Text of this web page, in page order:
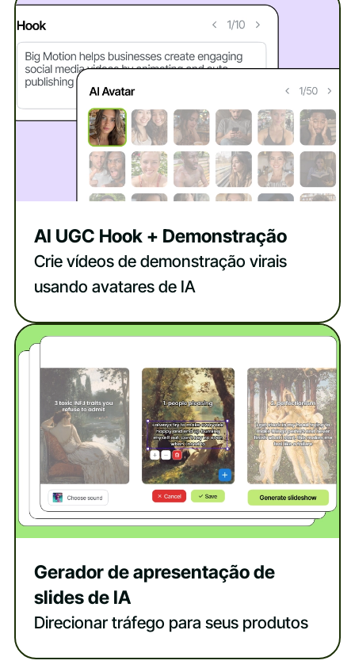
AI UGC Hook + Demonstração
Crie vídeos de demonstração virais
usando avatares de IA
Gerador de apresentação de
slides de IA
Direcionar tráfego para seus produtos